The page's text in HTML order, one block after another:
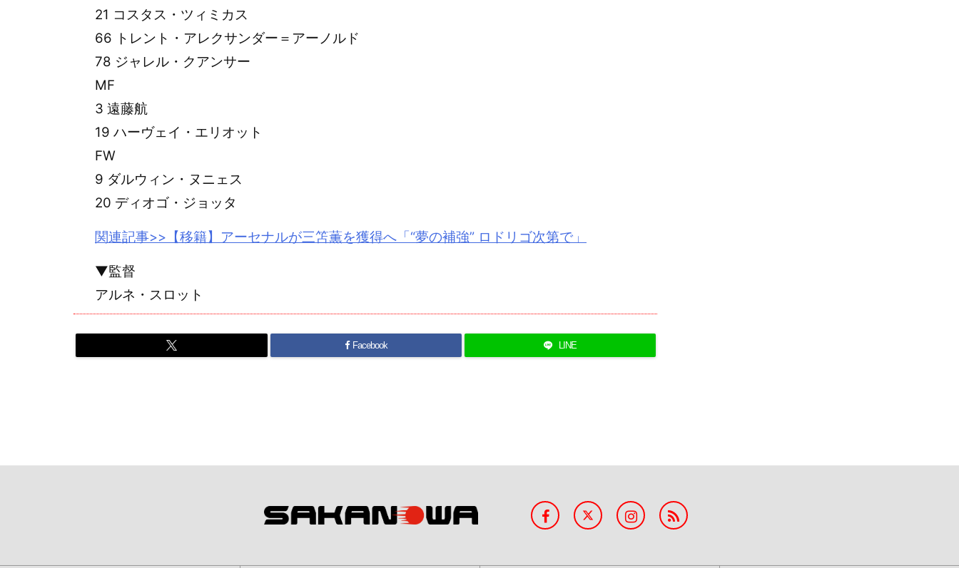
21 コスタス・ツィミカス
66 トレント・アレクサンダー＝アーノルド
78 ジャレル・クアンサー
MF
3 遠藤航
19 ハーヴェイ・エリオット
FW
9 ダルウィン・ヌニェス
20 ディオゴ・ジョッタ
関連記事>>【移籍】アーセナルが三笘薫を獲得へ「“夢の補強” ロドリゴ次第で」
▼監督
アルネ・スロット
Facebook LINE